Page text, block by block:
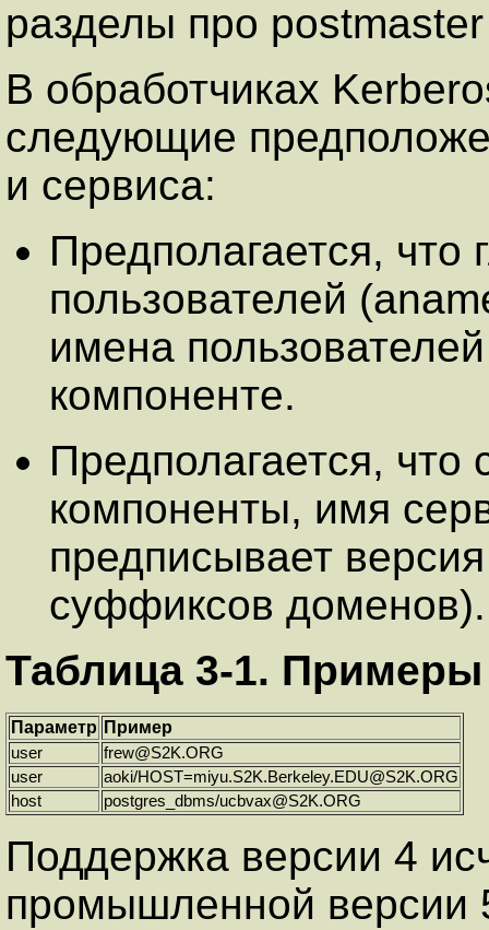
разделы про postmaster
В обработчиках
следующие
и сервиса:
Предполагается, что
пользователей
имена
компоненте.
Предполагается, что
компоненты, имя
предписывает
суффиксов доменов).
Таблица 3-1.
Параметр Пример
user
frew@S2K.ORG
user
aoki/HOST=miyu.S2K.Berkeley.EDU@S2K.ORG
host
postgres_dbms/ucbvax@S2K.ORG
Поддержка версии 4
промышленной версии